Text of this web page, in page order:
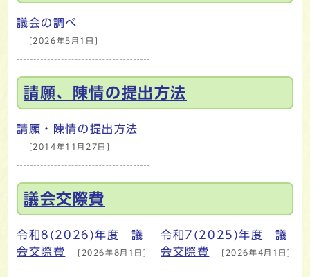
議会の調べ
[2026年5月1日]
請願、陳情の提出方法
請願・陳情の提出方法
[2014年11月27日]
議会交際費
令和8(2026)年度 議
会交際費
[2026年8月1日]
令和7(2025)年度 議
会交際費
[2026年4月1日]